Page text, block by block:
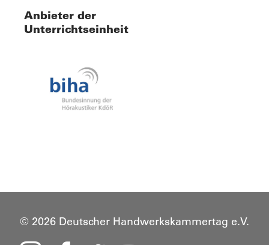
Anbieter der
Unterrichtseinheit
© 2026 Deutscher Handwerkskammertag e.V.